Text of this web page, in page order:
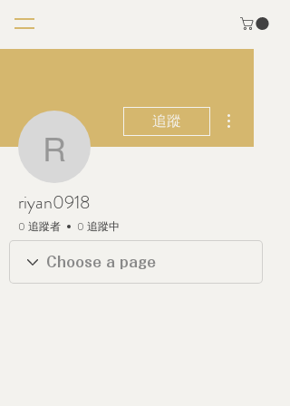
riyan0918
追蹤
riyan0918
0 追蹤者 0 追蹤中